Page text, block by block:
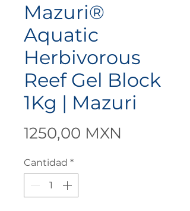
Mazuri®
Aquatic
Herbivorous
Reef Gel Block
1Kg | Mazuri
1250,00 MXN
Cantidad *